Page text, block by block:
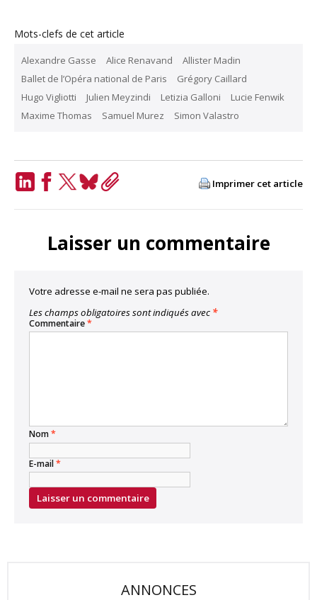
Mots-clefs de cet article
Alexandre Gasse Alice Renavand
Allister Madin
Ballet de l’Opéra national de Paris
Grégory Caillard
Hugo Vigliotti
Julien Meyzindi Letizia Galloni
Lucie Fenwik
Maxime Thomas
Samuel Murez Simon Valastro
Imprimer cet article
Laisser un commentaire
Votre adresse e-mail ne sera pas publiée.
Les champs obligatoires sont indiqués avec *
Commentaire*
Nom*
E-mail*
ANNONCES